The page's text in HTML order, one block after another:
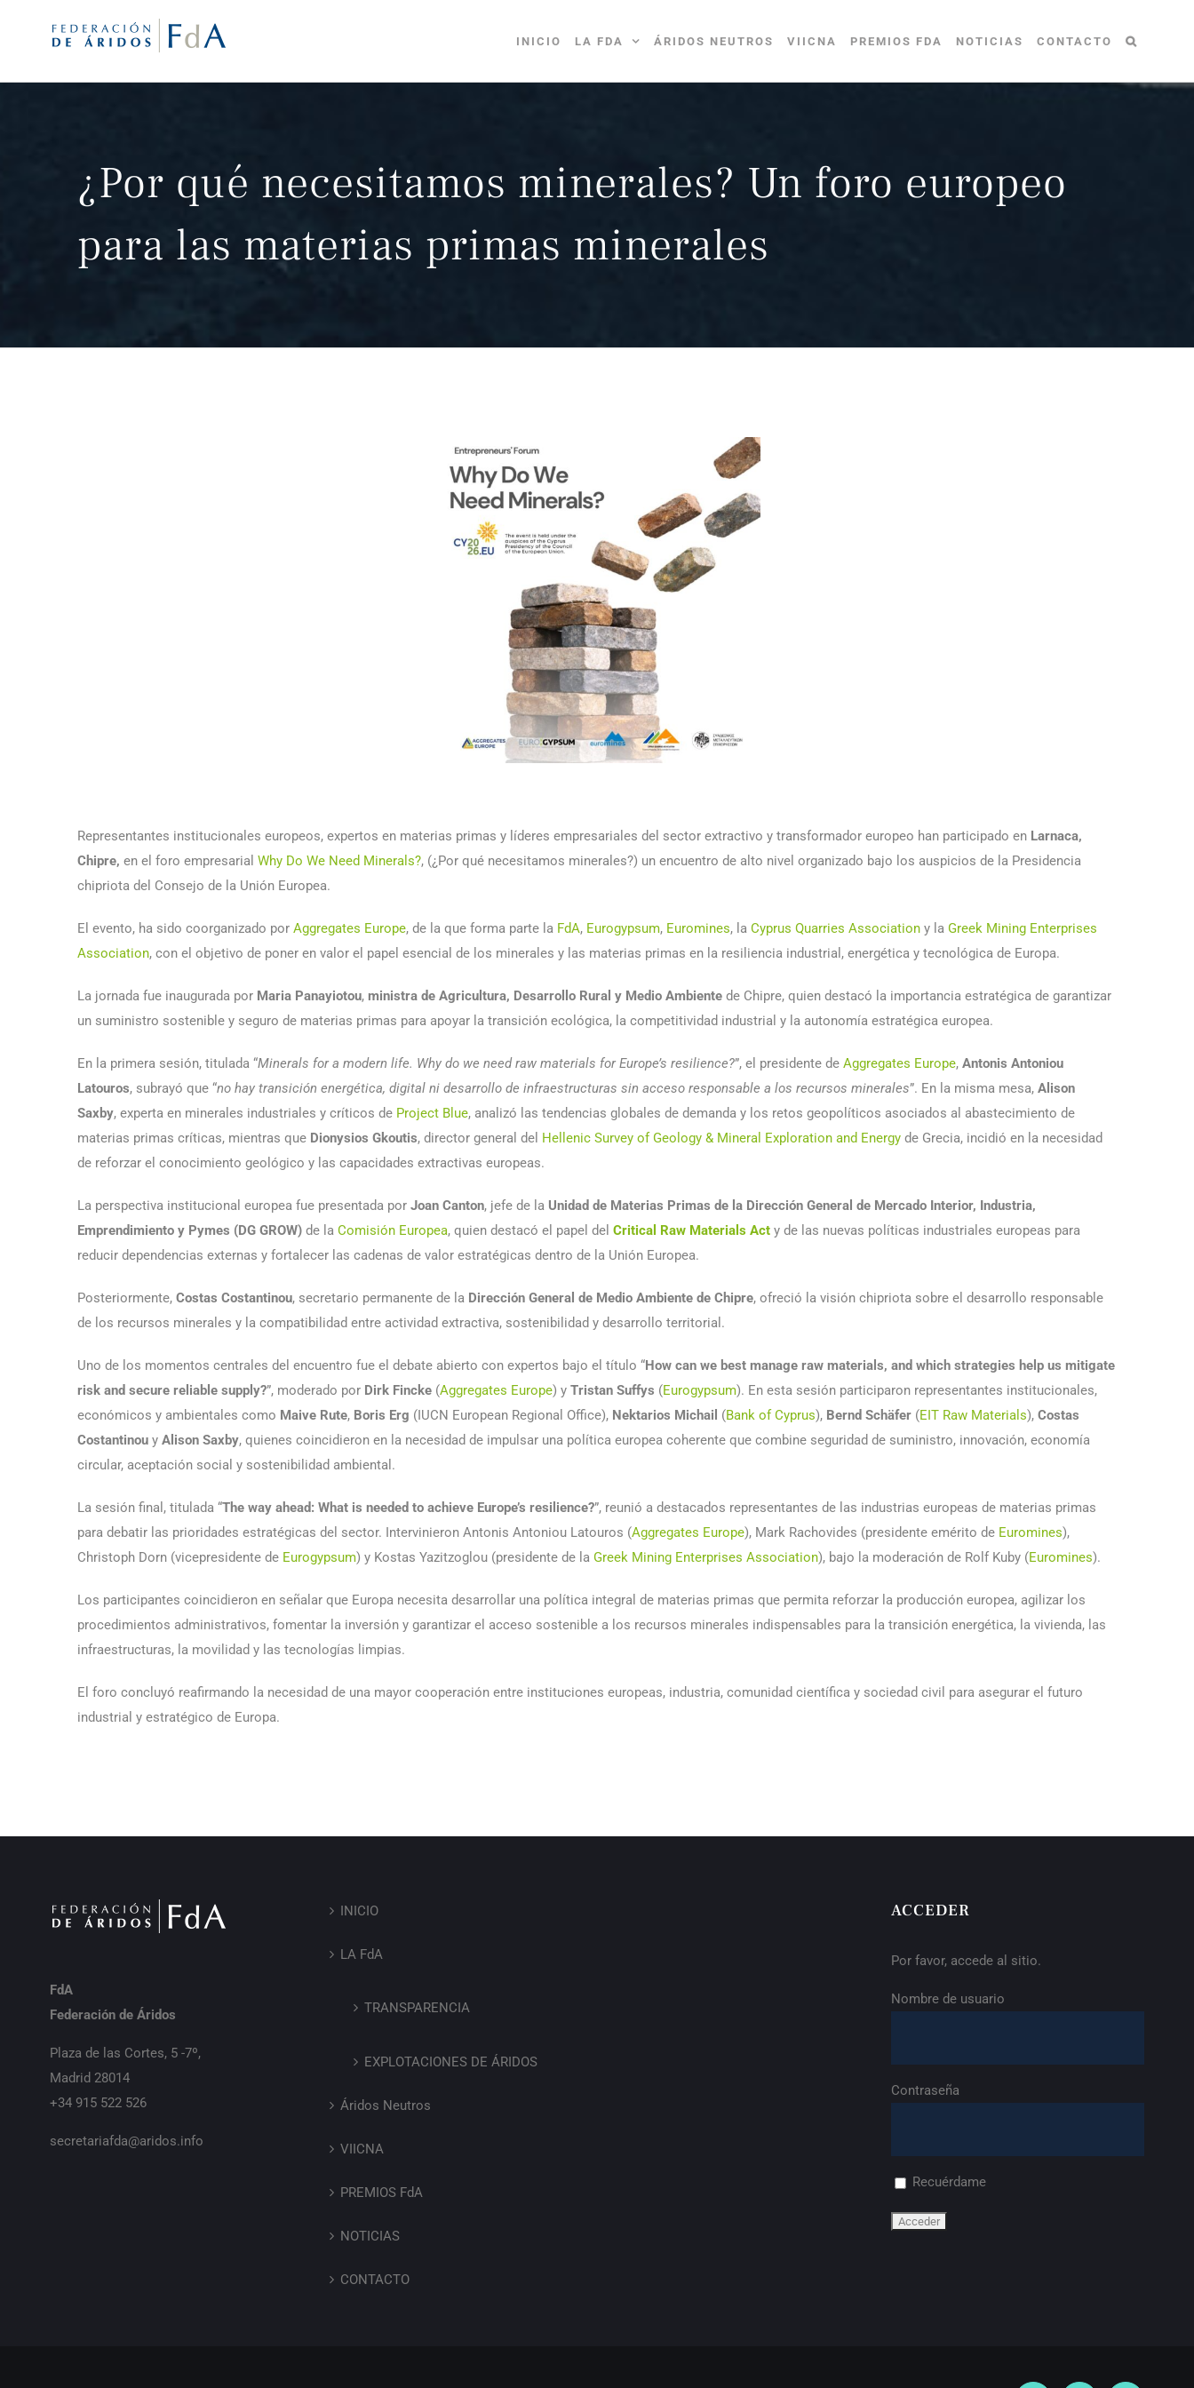
INICIO LA FDA ÁRIDOS NEUTROS VIICNA PREMIOS FDA NOTICIAS CONTACTO
¿Por qué necesitamos minerales? Un foro europeo
para las materias primas minerales
Representantes institucionales europeos, expertos en materias primas y líderes empresariales del sector extractivo y transformador europeo han participado en Larnaca,
Chipre, en el foro empresarial Why Do We Need Minerals?, (¿Por qué necesitamos minerales?) un encuentro de alto nivel organizado bajo los auspicios de la Presidencia
chipriota del Consejo de la Unión Europea.
El evento, ha sido coorganizado por Aggregates Europe, de la que forma parte la FdA, Eurogypsum, Euromines, la Cyprus Quarries Association y la Greek Mining Enterprises
Association, con el objetivo de poner en valor el papel esencial de los minerales y las materias primas en la resiliencia industrial, energética y tecnológica de Europa.
La jornada fue inaugurada por Maria Panayiotou, ministra de Agricultura, Desarrollo Rural y Medio Ambiente de Chipre, quien destacó la importancia estratégica de garantizar
un suministro sostenible y seguro de materias primas para apoyar la transición ecológica, la competitividad industrial y la autonomía estratégica europea.
En la primera sesión, titulada “Minerals for a modern life. Why do we need raw materials for Europe’s resilience?”, el presidente de Aggregates Europe, Antonis Antoniou
Latouros, subrayó que “no hay transición energética, digital ni desarrollo de infraestructuras sin acceso responsable a los recursos minerales”. En la misma mesa, Alison
Saxby, experta en minerales industriales y críticos de Project Blue, analizó las tendencias globales de demanda y los retos geopolíticos asociados al abastecimiento de
materias primas críticas, mientras que Dionysios Gkoutis, director general del Hellenic Survey of Geology & Mineral Exploration and Energy de Grecia, incidió en la necesidad
de reforzar el conocimiento geológico y las capacidades extractivas europeas.
La perspectiva institucional europea fue presentada por Joan Canton, jefe de la Unidad de Materias Primas de la Dirección General de Mercado Interior, Industria,
Emprendimiento y Pymes (DG GROW) de la Comisión Europea, quien destacó el papel del Critical Raw Materials Act y de las nuevas políticas industriales europeas para
reducir dependencias externas y fortalecer las cadenas de valor estratégicas dentro de la Unión Europea.
Posteriormente, Costas Costantinou, secretario permanente de la Dirección General de Medio Ambiente de Chipre, ofreció la visión chipriota sobre el desarrollo responsable
de los recursos minerales y la compatibilidad entre actividad extractiva, sostenibilidad y desarrollo territorial.
Uno de los momentos centrales del encuentro fue el debate abierto con expertos bajo el título “How can we best manage raw materials, and which strategies help us mitigate
risk and secure reliable supply?”, moderado por Dirk Fincke (Aggregates Europe) y Tristan Suffys (Eurogypsum). En esta sesión participaron representantes institucionales,
económicos y ambientales como Maive Rute, Boris Erg (IUCN European Regional Office), Nektarios Michail (Bank of Cyprus), Bernd Schäfer (EIT Raw Materials), Costas
Costantinou y Alison Saxby, quienes coincidieron en la necesidad de impulsar una política europea coherente que combine seguridad de suministro, innovación, economía
circular, aceptación social y sostenibilidad ambiental.
La sesión final, titulada “The way ahead: What is needed to achieve Europe’s resilience?”, reunió a destacados representantes de las industrias europeas de materias primas
para debatir las prioridades estratégicas del sector. Intervinieron Antonis Antoniou Latouros (Aggregates Europe), Mark Rachovides (presidente emérito de Euromines),
Christoph Dorn (vicepresidente de Eurogypsum) y Kostas Yazitzoglou (presidente de la Greek Mining Enterprises Association), bajo la moderación de Rolf Kuby (Euromines).
Los participantes coincidieron en señalar que Europa necesita desarrollar una política integral de materias primas que permita reforzar la producción europea, agilizar los
procedimientos administrativos, fomentar la inversión y garantizar el acceso sostenible a los recursos minerales indispensables para la transición energética, la vivienda, las
infraestructuras, la movilidad y las tecnologías limpias.
El foro concluyó reafirmando la necesidad de una mayor cooperación entre instituciones europeas, industria, comunidad científica y sociedad civil para asegurar el futuro
industrial y estratégico de Europa.
FdA
Federación de Áridos
Plaza de las Cortes, 5 -7º,
Madrid 28014
+34 915 522 526
secretariafda@aridos.info
INICIO
LA FdA
TRANSPARENCIA
EXPLOTACIONES DE ÁRIDOS
Áridos Neutros
VIICNA
PREMIOS FdA
NOTICIAS
CONTACTO
ACCEDER
Por favor, accede al sitio.
Nombre de usuario
Contraseña
Recuérdame